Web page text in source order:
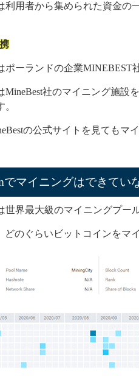
もっと判断材料が欲しい
マイニングシティは配当
原因は配当として支払
今まで配当として受け取
能性があります。
もともとビットコイン
がなく価格が上がる要素
このままではマイニン
利用者から集められた資金の
ポーランドの企業MINEBEST
MineBest社のマイニング施設
の公式サイトを見ても
でマイニングはできてい
世界最大級のマイニングプー
どのぐらいビットコインをマ